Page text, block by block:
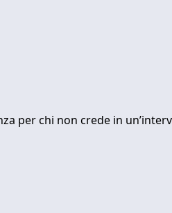
per chi non crede in